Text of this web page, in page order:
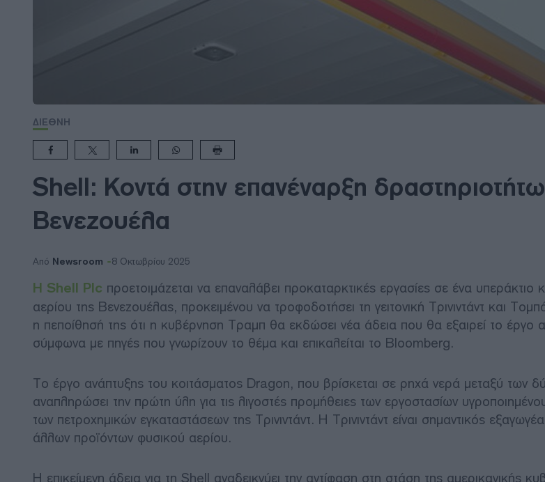
ΔΙΕΘΝΗ
Shell: Κοντά στην επανέναρξη
Βενεζουέλα
Από Newsroom 8 Οκτωβρίου 2025
Η Shell Plc προετοιμάζεται να επαναλάβει προκαταρκτικές εργασίες σε ένα υπεράκτιο
αερίου της Βενεζουέλας, προκειμένου να τροφοδοτήσει τη γειτονική Τρινιντάντ και
η πεποίθησή της ότι η κυβέρνηση Τραμπ θα εκδώσει νέα άδεια που θα εξαιρεί το έργο
σύμφωνα με πηγές που γνωρίζουν το θέμα και επικαλείται το Bloomberg.
Το έργο ανάπτυξης του κοιτάσματος Dragon, που βρίσκεται σε ρηχά νερά μεταξύ των
αναπληρώσει την πρώτη ύλη για τις λιγοστές προμήθειες των εργοστασίων
των πετροχημικών εγκαταστάσεων της Τρινιντάντ. Η Τρινιντάντ είναι σημαντικός
άλλων προϊόντων φυσικού αερίου.
Η επικείμενη άδεια για τη Shell αναδεικνύει την αντίφαση στη στάση της αμερικανικής